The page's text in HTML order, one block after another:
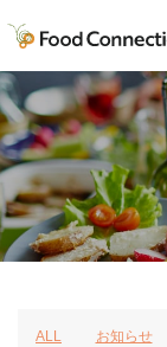
ALL お知らせ